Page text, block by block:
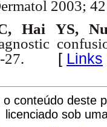
2003;
C, Hai YS,
27. [ Links
o conteúdo deste
licenciado sob